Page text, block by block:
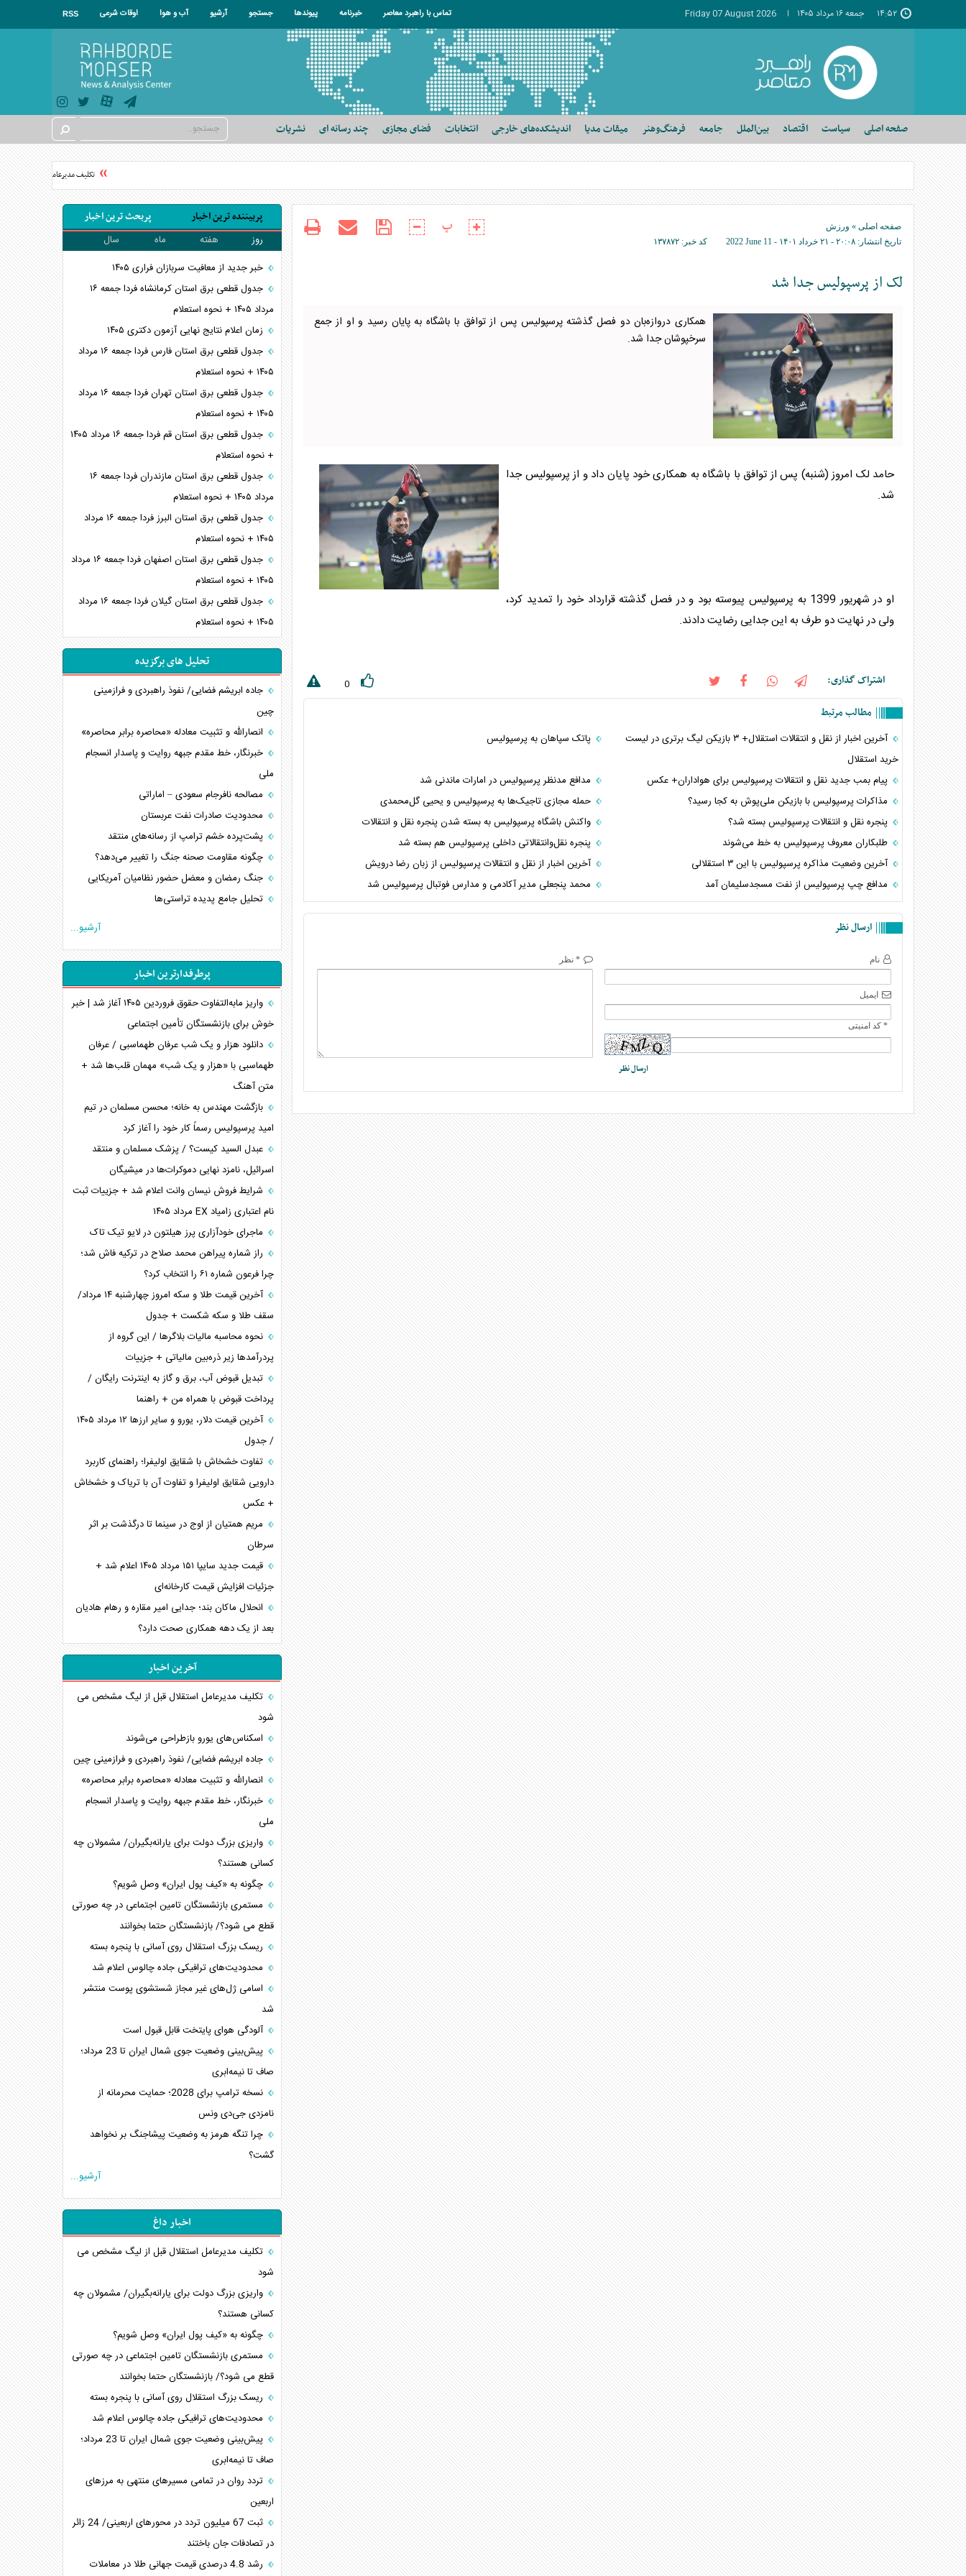
۱۴:۵۲ جمعه ۱۶ مرداد ۱۴۰۵ Friday 07 August 2026 تماس با راهبرد معاصر خبرنامه پیوندها جستجو آرشیو آب و هوا اوقات شرعی RSS
صفحه اصلی سیاست اقتصاد بین‌الملل جامعه فرهنگ‌وهنر میقات مدیا اندیشکده‌های خارجی انتخابات فضای مجازی چند رسانه ای نشریات
تکلیف مدیرعامل استقلال قبل
صفحه اصلی » ورزش
تاریخ انتشار: ۲۰:۰۸ - ۲۱ خرداد ۱۴۰۱ - 2022 June 11 کد خبر: ۱۳۷۸۷۲
پ
لک از پرسپولیس جدا شد
همکاری دروازه‌بان دو فصل گذشته پرسپولیس پس از توافق با باشگاه به پایان رسید و او از جمع
سرخپوشان جدا شد.
حامد لک امروز (شنبه) پس از توافق با باشگاه به همکاری خود پایان داد و از پرسپولیس جدا
شد.
او در شهریور 1399 به پرسپولیس پیوسته بود و در فصل گذشته قرارداد خود را تمدید کرد،
ولی در نهایت دو طرف به این جدایی رضایت دادند.
اشتراک گذاری: 0
مطالب مرتبط
آخرین اخبار از نقل و انتقالات استقلال+ ٣ بازیکن لیگ برتری در لیست
خرید استقلال
پاتک سپاهان به پرسپولیس
پیام بمب جدید نقل و انتقالات پرسپولیس برای هواداران+ عکس
مدافع مدنظر پرسپولیس در امارات ماندنی شد
مذاکرات پرسپولیس با بازیکن ملی‌پوش به کجا رسید؟
حمله مجازی تاجیک‌ها به پرسپولیس و یحیی گل‌محمدی
پنجره نقل‌ و‌ انتقالات پرسپولیس بسته شد؟
واکنش باشگاه پرسپولیس به بسته شدن پنجره نقل و انتقالات
طلبکاران معروف پرسپولیس به خط می‌شوند
پنجره نقل‌و‌انتقالاتی داخلی پرسپولیس هم بسته شد
آخرین وضعیت مذاکره پرسپولیس با این ٣ استقلالى
آخرین اخبار از نقل و انتقالات پرسپولیس از زبان رضا درویش
مدافع چپ پرسپولیس از نفت مسجدسلیمان آمد
محمد پنجعلی مدیر آکادمی و مدارس فوتبال پرسپولیس شد
ارسال نظر
نام
ایمیل
* کد امنیتی
* نظر
پربیننده ترین اخبار پربحث ترین اخبار
روز هفته ماه
سال
خبر جدید از معافیت سربازان فراری ۱۴۰۵
جدول قطعی برق استان کرمانشاه فردا جمعه ۱۶
مرداد ۱۴۰۵ + نحوه استعلام
زمان اعلام نتایج نهایی آزمون دکتری ۱۴۰۵
جدول قطعی برق استان فارس فردا جمعه ۱۶ مرداد
۱۴۰۵ + نحوه استعلام
جدول قطعی برق استان تهران فردا جمعه ۱۶ مرداد
۱۴۰۵ + نحوه استعلام
جدول قطعی برق استان قم فردا جمعه ۱۶ مرداد ۱۴۰۵
+ نحوه استعلام
جدول قطعی برق استان مازندران فردا جمعه ۱۶
مرداد ۱۴۰۵ + نحوه استعلام
جدول قطعی برق استان البرز فردا جمعه ۱۶ مرداد
۱۴۰۵ + نحوه استعلام
جدول قطعی برق استان اصفهان فردا جمعه ۱۶ مرداد
۱۴۰۵ + نحوه استعلام
جدول قطعی برق استان گیلان فردا جمعه ۱۶ مرداد
۱۴۰۵ + نحوه استعلام
تحلیل های برگزیده
جاده ابریشم فضایی/ نفوذ راهبردی و فرازمینی
چین
انصارالله و تثبیت معادله «محاصره برابر محاصره»
خبرنگار، خط مقدم جبهه روایت و پاسدار انسجام
ملی
مصالحه نافرجام سعودی – اماراتی
محدودیت صادرات نفت عربستان
پشت‌پرده خشم ترامپ از رسانه‌های منتقد
چگونه مقاومت صحنه جنگ را تغییر می‌دهد؟
جنگ رمضان و معضل حضور نظامیان آمریکایی
تحلیل جامع پدیده تراستی‌ها
غرب
اربعین، کابوس مشترک تل‌آویو-واشنگتن
برنامه هفتم توسعه در نقطه کور سیاستگذاری
کنوانسیون دریای خزر در راستای منافع ملی است؟
اوکراین بازوی مخرب آمریکا در غرب آسیا
اهمیت راهبردی اردن برای آمریکا
پیام، ظرفیت بالفعل‌نشده تجارت ایران
همسویی عربستان با سنتکام علیه متحدان ایران
ترامپ و توهم خلع سلاح حماس
چرا کویت به دنبال شریک امنیتی جدید است؟
آرشیو...
پرطرفدارترین اخبار
واریز مابه‌التفاوت حقوق فروردین ۱۴۰۵ آغاز شد | خبر
خوش برای بازنشستگان تأمین اجتماعی
دانلود هزار و یک شب عرفان طهماسبی / عرفان
طهماسبی با «هزار و یک شب» مهمان قلب‌ها شد +
متن آهنگ
بازگشت مهندس به خانه؛ محسن مسلمان در تیم
امید پرسپولیس رسماً کار خود را آغاز کرد
عبدل السید کیست؟ / پزشک مسلمان و منتقد
اسرائیل، نامزد نهایی دموکرات‌ها در میشیگان
شرایط فروش نیسان وانت اعلام شد + جزییات ثبت
نام اعتباری زامیاد EX مرداد ۱۴۰۵
ماجرای خودآزاری پرز هیلتون در لایو تیک تاک
راز شماره پیراهن محمد صلاح در ترکیه فاش شد؛
چرا فرعون شماره ۶۱ را انتخاب کرد؟
آخرین قیمت طلا و سکه امروز چهارشنبه ۱۴ مرداد/
سقف طلا و سکه شکست + جدول
نحوه محاسبه مالیات بلاگر‌ها / این گروه از
پردرآمد‌ها زیر ذره‌بین مالیاتی + جزییات
تبدیل قبوض آب، برق و گاز به اینترنت رایگان /
پرداخت قبوض با همراه من + راهنما
آخرین قیمت دلار، یورو و سایر ارز‌ها ۱۲ مرداد ۱۴۰۵
/ جدول
تفاوت خشخاش با شقایق اولیفرا؛ راهنمای کاربرد
دارویی شقایق اولیفرا و تفاوت آن با تریاک و خشخاش
+ عکس
مریم همتیان از اوج در سینما تا درگذشت بر اثر
سرطان
قیمت جدید سایپا ۱۵۱ مرداد ۱۴۰۵ اعلام شد +
جزئیات افزایش قیمت کارخانه‌ای
انحلال ماکان بند؛ جدایی امیر مقاره و رهام هادیان
بعد از یک دهه همکاری صحت دارد؟
آخرین اخبار
تکلیف مدیرعامل استقلال قبل از لیگ مشخص می
شود
اسکناس‌های یورو بازطراحی می‌شوند
جاده ابریشم فضایی/ نفوذ راهبردی و فرازمینی چین
انصارالله و تثبیت معادله «محاصره برابر محاصره»
خبرنگار، خط مقدم جبهه روایت و پاسدار انسجام
ملی
واریزی بزرگ دولت برای یارانه‌بگیران/ مشمولان چه
کسانی هستند؟
چگونه به «کیف پول ایران» وصل شویم؟
مستمری بازنشستگان تامین اجتماعی در چه صورتی
قطع می شود؟/ بازنشستگان حتما بخوانند
ریسک بزرگ استقلال روی آسانی با پنجره بسته
محدودیت‌های ترافیکی جاده چالوس اعلام شد
اسامی ژل‌های غیر مجاز شستشوی پوست منتشر
شد
آلودگی هوای پایتخت قابل قبول است
پیش‌بینی وضعیت جوی شمال ایران تا 23 مرداد‌؛
صاف تا نیمه‌ابری
نسخه ترامپ برای 2028؛ حمایت محرمانه از
نامزدی جی‌دی ونس
چرا تنگه هرمز به وضعیت پیشاجنگ بر نخواهد
گشت؟
آرشیو...
اخبار داغ
تکلیف مدیرعامل استقلال قبل از لیگ مشخص می
شود
واریزی بزرگ دولت برای یارانه‌بگیران/ مشمولان چه
کسانی هستند؟
چگونه به «کیف پول ایران» وصل شویم؟
مستمری بازنشستگان تامین اجتماعی در چه صورتی
قطع می شود؟/ بازنشستگان حتما بخوانند
ریسک بزرگ استقلال روی آسانی با پنجره بسته
محدودیت‌های ترافیکی جاده چالوس اعلام شد
پیش‌بینی وضعیت جوی شمال ایران تا 23 مرداد‌؛
صاف تا نیمه‌ابری
تردد روان در تمامی مسیرهای منتهی به مرزهای
اربعین
‌‌ثبت 67 میلیون تردد در محورهای اربعینی/ 24 زائر
در تصادفات جان باختند
رشد 4.8 درصدی قیمت جهانی طلا در معاملات